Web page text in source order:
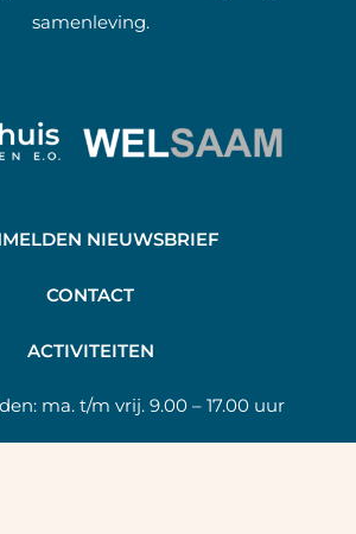
samenleving.
NIEUWSBRIEF
CONTACT
ACTIVITEITEN
ma. t/m vrij. 9.00 – 17.00 uur